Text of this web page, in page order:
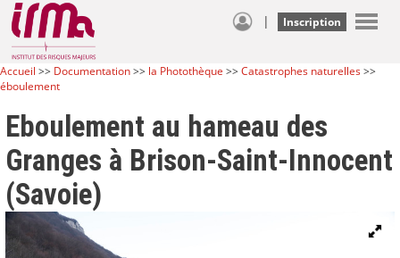
| Inscription
Accueil >> Documentation>> la Photothèque >>Catastrophes naturelles>>
éboulement
Eboulement au hameau des
Granges à Brison-Saint-Innocent
(Savoie)